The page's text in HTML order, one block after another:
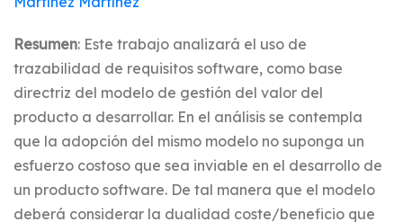
Resumen: Este trabajo analizará el uso de
trazabilidad de requisitos software, como base
directriz del modelo de gestión del valor del
producto a desarrollar. En el análisis se contempla
que la adopción del mismo modelo no suponga un
esfuerzo costoso que sea inviable en el desarrollo de
un producto software. De tal manera que el modelo
deberá considerar la dualidad coste/beneficio que